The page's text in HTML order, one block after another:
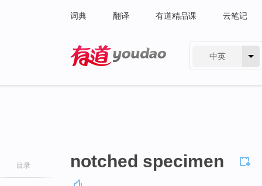
词典 翻译 有道精品课 云笔记
中英
目录 notched specimen